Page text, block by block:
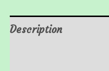
Description